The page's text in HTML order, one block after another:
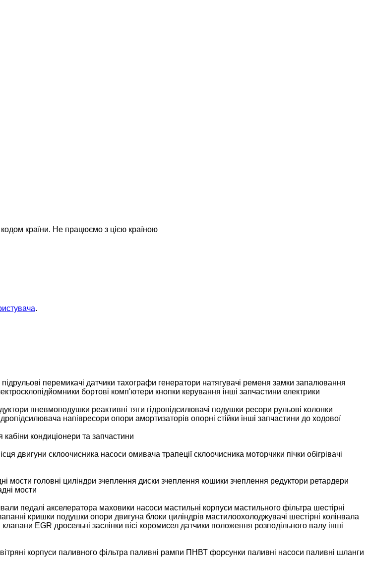
країни. Не працюємо з цією країною
.
підрульові перемикачі датчики тахографи генератори натягувачі ременя замки запалювання
бортові комп'ютери кнопки керування інші запчастини електрики
пневмоподушки реактивні тяги гідропідсилювачі подушки ресори рульові колонки
напівресори опори амортизаторів опорні стійки інші запчастини до ходової
кабіни кондиціонери та запчастини
двигуни склоочисника насоси омивача трапеції склоочисника моторчики пічки обігрівачі
мости головні циліндри зчеплення диски зчеплення кошики зчеплення редуктори ретардери
мости
педалі акселератора маховики насоси мастильні корпуси мастильного фільтра шестірні
кришки подушки опори двигуна блоки циліндрів мастилоохолоджувачі шестірні колінвала
клапани EGR дросельні заслінки вісі коромисел датчики положення розподільного валу інші
корпуси паливного фільтра паливні рампи ПНВТ форсунки паливні насоси паливні шланги